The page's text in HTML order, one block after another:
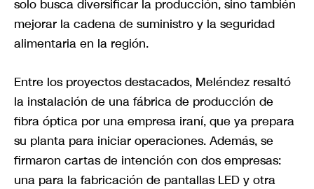
solo busca diversificar la producción, sino también
mejorar la cadena de suministro y la seguridad
alimentaria en la región.
Entre los proyectos destacados, Meléndez resaltó
la instalación de una fábrica de producción de
fibra óptica por una empresa iraní, que ya prepara
su planta para iniciar operaciones. Además, se
firmaron cartas de intención con dos empresas:
una para la fabricación de pantallas LED y otra